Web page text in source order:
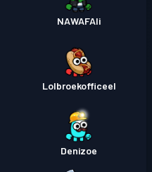
NAWAFAli
Lolbroekofficeel
Denizoe